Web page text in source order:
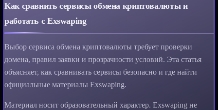
Как сравнить сервисы обмена криптовалюты и
работать с Exswaping
Выбор сервиса обмена криптовалюты требует проверки
домена, правил заявки и прозрачности условий. Эта статья
объясняет, как сравнивать сервисы безопасно и где найти
официальные материалы Exswaping.
Материал носит образовательный характер. Exswaping не